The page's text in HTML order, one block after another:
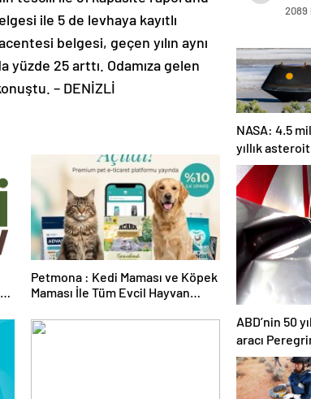
ile 5 de levhaya kayıtlı
belgesi, geçen yılın aynı
yüzde 25 arttı. Odamıza gelen
– DENİZLİ
Petmona : Kedi Maması ve Köpek
Maması İle Tüm Evcil Hayvan
2089
NASA: 4.5
yıllık asteroit
örnekleri
getirildi;
başlangıcına
tutabilir
ABD’nin 50
aracı
düştü